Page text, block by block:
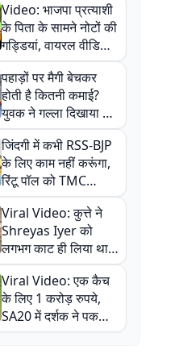
Video: भाजपा प्रत्याशी
के पिता के सामने नोटों की
गड्डियां, वायरल वीडियो
से राजनीति में उबाल,
अजित महतो बोले- TMC
की गंदी चाल
पहाड़ों पर मैगी बेचकर
होती है कितनी कमाई?
युवक ने गल्ला दिखाया तो
नौकरी वालों के खड़े हो गए
कान
जिंदगी में कभी RSS-BJP
के लिए काम नहीं करूंगा,
रिंटू पॉल को TMC
ऑफिस में ले जाकर पीटा,
Video वायरल
Viral Video: कुत्ते ने
Shreyas Iyer को
लगभग काट ही लिया था,
न्यूजीलैंड सीरीज से पहले
बाल-बाल बचे
Viral Video: एक कैच
के लिए 1 करोड़ रुपये,
SA20 में दर्शक ने पकड़ा
एक हाथ से गजब का कैच